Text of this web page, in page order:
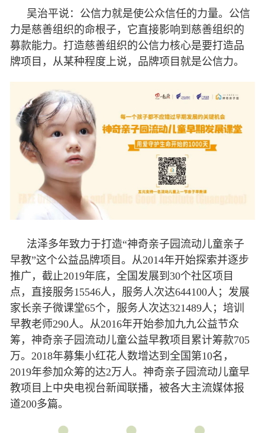
吴治平说：公信力就是使公众信任的力量。公信
力是慈善组织的命根子，它直接影响到慈善组织的
募款能力。打造慈善组织的公信力核心是要打造品
牌项目，从某种程度上说，品牌项目就是公信力。
法泽多年致力于打造“神奇亲子园流动儿童亲子
早教”这个公益品牌项目。从2014年开始探索并逐步
推广，截止2019年底，全国发展到30个社区项目
点，直接服务15546人，服务人次达644100人；发展
家长亲子微课堂65个，服务人次达321489人；培训
早教老师290人。从2016年开始参加九九公益节众
筹，神奇亲子园流动儿童公益早教项目累计筹款705
万。2018年募集小红花人数增达到全国第10名，
2019年参加众筹的达2万人。神奇亲子园流动儿童早
教项目上中央电视台新闻联播，被各大主流媒体报
道200多篇。